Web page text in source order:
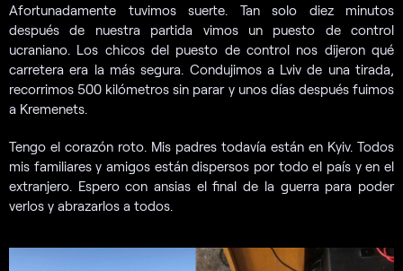
Afortunadamente tuvimos suerte. Tan solo diez minutos
después de nuestra partida vimos un puesto de control
ucraniano. Los chicos del puesto de control nos dijeron qué
carretera era la más segura. Condujimos a Lviv de una tirada,
recorrimos 500 kilómetros sin parar y unos días después fuimos
a Kremenets.
Tengo el corazón roto. Mis padres todavía están en Kyiv. Todos
mis familiares y amigos están dispersos por todo el país y en el
extranjero. Espero con ansias el final de la guerra para poder
verlos y abrazarlos a todos.